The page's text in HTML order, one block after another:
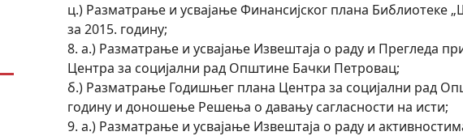
ц.) Разматрање и усвајање Финансијског плана Библиотеке
за 2015. годину;
8. а.) Разматрање и усвајање Извештаја о раду и Прегледа
Центра за социјални рад Општине Бачки Петровац;
б.) Разматрање Годишњег плана Центра за социјални рад
годину и доношење Решења о давању сагласности на исти;
9. а.) Разматрање и усвајање Извештаја о раду и